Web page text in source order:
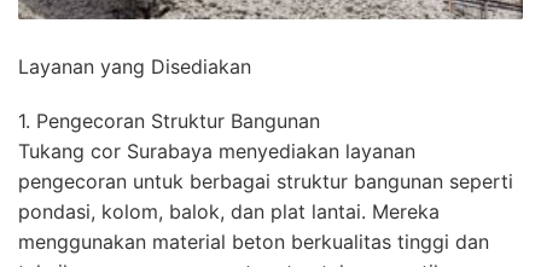
Layanan yang Disediakan
1. Pengecoran Struktur Bangunan
Tukang cor Surabaya menyediakan layanan
pengecoran untuk berbagai struktur bangunan seperti
pondasi, kolom, balok, dan plat lantai. Mereka
menggunakan material beton berkualitas tinggi dan